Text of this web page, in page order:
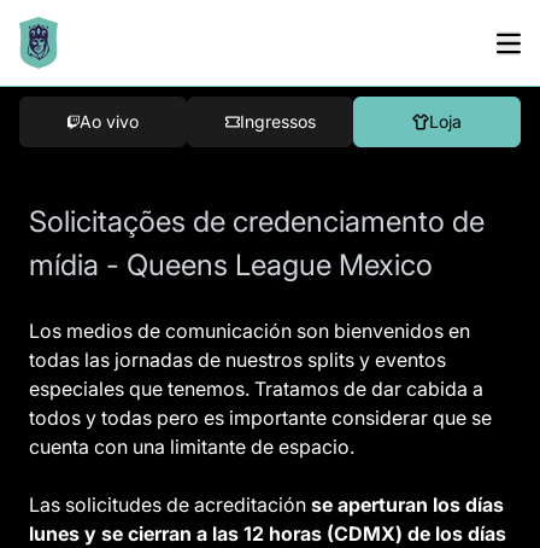
Ao vivo Ingressos Loja
Solicitações de credenciamento de
mídia - Queens League Mexico
Los medios de comunicación son bienvenidos en
todas las jornadas de nuestros splits y eventos
especiales que tenemos. Tratamos de dar cabida a
todos y todas pero es importante considerar que se
cuenta con una limitante de espacio.
Las solicitudes de acreditación se aperturan los días
lunes y se cierran a las 12 horas (CDMX) de los días